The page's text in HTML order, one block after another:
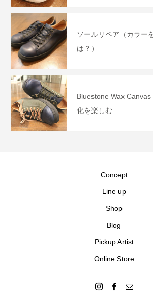
ソールリペア（カラー
は？）
Bluestone Wax
化を楽しむ
Concept
Line up
Shop
Blog
Pickup Artist
Online Store